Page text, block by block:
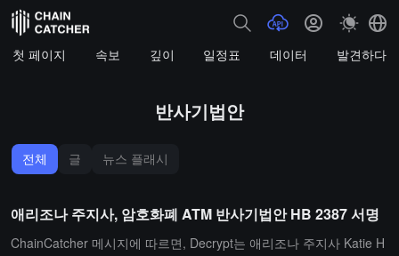
첫 페이지 속보 깊이 일정표 데이터 발견하다
반사기법안
전체 글 뉴스 플래시
애리조나 주지사, 암호화폐 ATM 반사기법안 HB 2387 서명
ChainCatcher 메시지에 따르면, Decrypt는 애리조나 주지사 Katie H